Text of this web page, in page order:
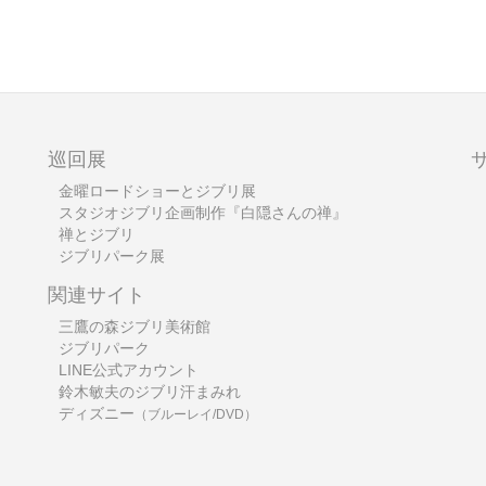
巡回展
金曜ロードショーとジブリ展
スタジオジブリ企画制作『白隠さんの禅』
禅とジブリ
ジブリパーク展
関連サイト
三鷹の森ジブリ美術館
ジブリパーク
LINE公式アカウント
鈴木敏夫のジブリ汗まみれ
ディズニー （ブルーレイ/DVD）